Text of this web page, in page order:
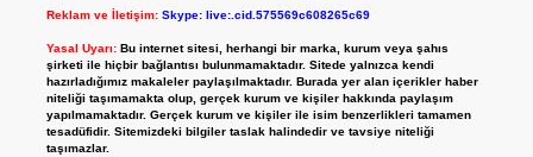
Reklam ve İletişim: Skype: live:.cid.575569c608265c69
Yasal Uyarı: Bu internet sitesi, herhangi bir marka, kurum veya şahıs
şirketi ile hiçbir bağlantısı bulunmamaktadır. Sitede yalnızca kendi
hazırladığımız makaleler paylaşılmaktadır. Burada yer alan içerikler haber
niteliği taşımamakta olup, gerçek kurum ve kişiler hakkında paylaşım
yapılmamaktadır. Gerçek kurum ve kişiler ile isim benzerlikleri tamamen
tesadüfidir. Sitemizdeki bilgiler taslak halindedir ve tavsiye niteliği
taşımazlar.